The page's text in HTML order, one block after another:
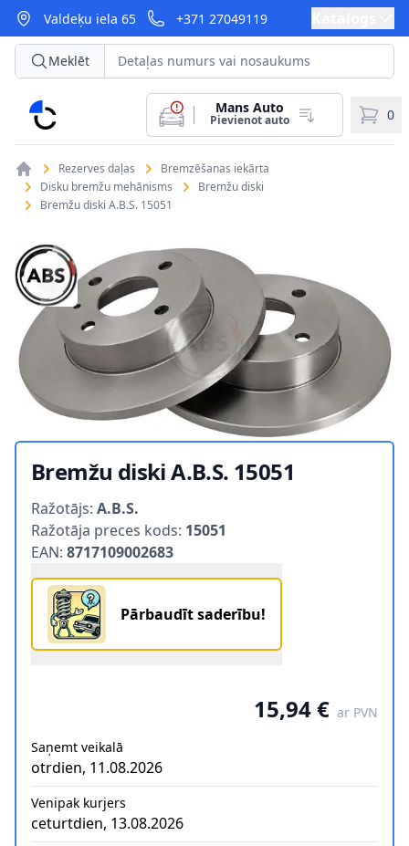
Valdeķu iela 65 +371 27049119
CarParts
Meklēt
Mans Auto
Pievienot auto 0
Rezerves daļas
Bremzēšanas iekārta
Disku bremžu mehānisms
Bremžu diski
Bremžu diski A.B.S. 15051
Bremžu diski A.B.S. 15051
Ražotājs: A.B.S.
Ražotāja preces kods: 15051
EAN: 8717109002683
Pārbaudīt saderību!
15,94 € ar PVN
Saņemt veikalā
otrdien, 11.08.2026
Venipak kurjers
ceturtdien, 13.08.2026